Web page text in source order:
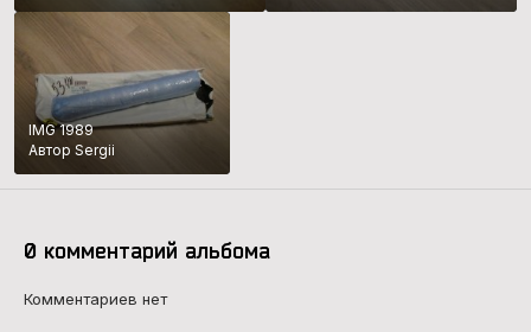
IMG 1989
Автор Sergii
0 комментарий альбома
Комментариев нет